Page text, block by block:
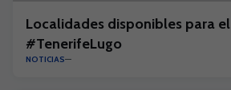
Localidades disponibles para el
#TenerifeLugo
NOTICIAS